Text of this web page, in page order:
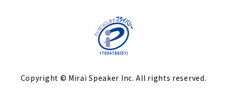
Copyright © Mirai Speaker Inc. All rights reserved.